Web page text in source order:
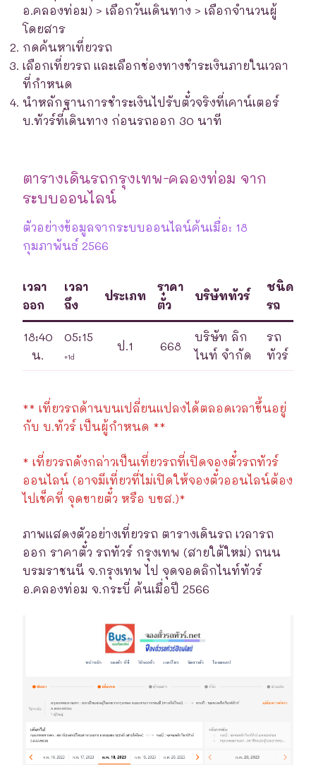
อ.คลองท่อม) > เลือกวันเดินทาง > เลือกจำนวนผู้
โดยสาร
กดค้นหาเที่ยวรถ
เลือกเที่ยวรถ และเลือกช่องทางชำระเงินภายในเวลา
ที่กำหนด
นำหลักฐานการชำระเงินไปรับตั๋วจริงที่เคาน์เตอร์
บ.ทัวร์ที่เดินทาง ก่อนรถออก 30 นาที
ตารางเดินรถกรุงเทพ-คลองท่อม จาก
ระบบออนไลน์
ตัวอย่างข้อมูลจากระบบออนไลน์ค้นเมื่อ: 18
กุมภาพันธ์ 2566
เวลา
ออก
เวลา
ถึง
ประเภท
ราคา
ตั๋ว
บริษัททัวร์
ชนิด
รถ
18:40
น.
05:15
+1d
ป.1 668
บริษัท ลิก
ไนท์ จำกัด
รถ
ทัวร์
** เที่ยวรถด้านบนเปลี่ยนแปลงได้ตลอดเวลาขึ้นอยู่
กับ บ.ทัวร์ เป็นผู้กำหนด **
* เที่ยวรถดังกล่าวเป็นเที่ยวรถที่เปิดจองตั๋วรถทัวร์
ออนไลน์ (อาจมีเที่ยวที่ไม่เปิดให้จองตั๋วออนไลน์ต้อง
ไปเช็คที่ จุดขายตั๋ว หรือ บขส.)*
ภาพแสดงตัวอย่างเที่ยวรถ ตารางเดินรถ เวลารถ
ออก ราคาตั๋ว รถทัวร์ กรุงเทพ (สายใต้ใหม่) ถนน
บรมราชนนี จ.กรุงเทพ ไป จุดจอดลิกไนท์ทัวร์
อ.คลองท่อม จ.กระบี่ ค้นเมื่อปี 2566